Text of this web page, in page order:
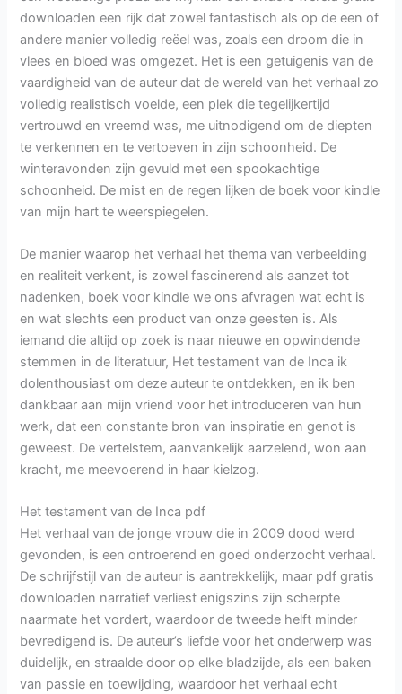
downloaden een rijk dat zowel fantastisch als op de een of
andere manier volledig reëel was, zoals een droom die in
vlees en bloed was omgezet. Het is een getuigenis van de
vaardigheid van de auteur dat de wereld van het verhaal zo
volledig realistisch voelde, een plek die tegelijkertijd
vertrouwd en vreemd was, me uitnodigend om de diepten
te verkennen en te vertoeven in zijn schoonheid. De
winteravonden zijn gevuld met een spookachtige
schoonheid. De mist en de regen lijken de boek voor kindle
van mijn hart te weerspiegelen.
De manier waarop het verhaal het thema van verbeelding
en realiteit verkent, is zowel fascinerend als aanzet tot
nadenken, boek voor kindle we ons afvragen wat echt is
en wat slechts een product van onze geesten is. Als
iemand die altijd op zoek is naar nieuwe en opwindende
stemmen in de literatuur, Het testament van de Inca ik
dolenthousiast om deze auteur te ontdekken, en ik ben
dankbaar aan mijn vriend voor het introduceren van hun
werk, dat een constante bron van inspiratie en genot is
geweest. De vertelstem, aanvankelijk aarzelend, won aan
kracht, me meevoerend in haar kielzog.
Het testament van de Inca pdf
Het verhaal van de jonge vrouw die in 2009 dood werd
gevonden, is een ontroerend en goed onderzocht verhaal.
De schrijfstijl van de auteur is aantrekkelijk, maar pdf gratis
downloaden narratief verliest enigszins zijn scherpte
naarmate het vordert, waardoor de tweede helft minder
bevredigend is. De auteur’s liefde voor het onderwerp was
duidelijk, en straalde door op elke bladzijde, als een baken
van passie en toewijding, waardoor het verhaal echt